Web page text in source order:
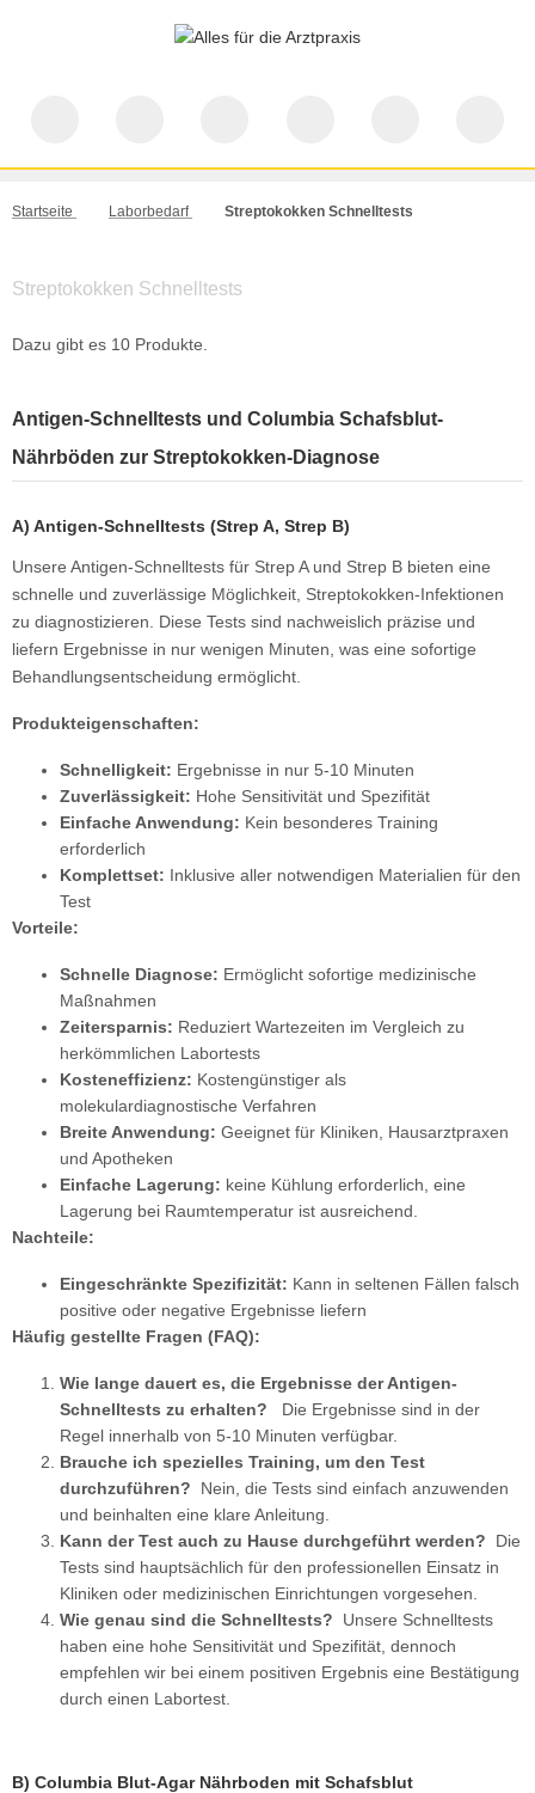
Startseite Laborbedarf Streptokokken Schnelltests
Streptokokken Schnelltests
Dazu gibt es 10 Produkte.
Antigen-Schnelltests und Columbia Schafsblut-
Nährböden zur Streptokokken-Diagnose
A) Antigen-Schnelltests (Strep A, Strep B)
Unsere Antigen-Schnelltests für Strep A und Strep B bieten eine
schnelle und zuverlässige Möglichkeit, Streptokokken-Infektionen
zu diagnostizieren. Diese Tests sind nachweislich präzise und
liefern Ergebnisse in nur wenigen Minuten, was eine sofortige
Behandlungsentscheidung ermöglicht.
Produkteigenschaften:
Schnelligkeit: Ergebnisse in nur 5-10 Minuten
Zuverlässigkeit: Hohe Sensitivität und Spezifität
Einfache Anwendung: Kein besonderes Training
erforderlich
Komplettset: Inklusive aller notwendigen Materialien für den
Test
Vorteile:
Schnelle Diagnose: Ermöglicht sofortige medizinische
Maßnahmen
Zeitersparnis: Reduziert Wartezeiten im Vergleich zu
herkömmlichen Labortests
Kosteneffizienz: Kostengünstiger als
molekulardiagnostische Verfahren
Breite Anwendung: Geeignet für Kliniken, Hausarztpraxen
und Apotheken
Einfache Lagerung: keine Kühlung erforderlich, eine
Lagerung bei Raumtemperatur ist ausreichend.
Nachteile:
Eingeschränkte Spezifizität: Kann in seltenen Fällen falsch
positive oder negative Ergebnisse liefern
Häufig gestellte Fragen (FAQ):
Wie lange dauert es, die Ergebnisse der Antigen-
Schnelltests zu erhalten?
Die Ergebnisse sind in der
Regel innerhalb von 5-10 Minuten verfügbar.
Brauche ich spezielles Training, um den Test
durchzuführen?
Nein, die Tests sind einfach anzuwenden
und beinhalten eine klare Anleitung.
Kann der Test auch zu Hause durchgeführt werden? Die
Tests sind hauptsächlich für den professionellen Einsatz in
Kliniken oder medizinischen Einrichtungen vorgesehen.
Wie genau sind die Schnelltests?
Unsere Schnelltests
haben eine hohe Sensitivität und Spezifität, dennoch
empfehlen wir bei einem positiven Ergebnis eine Bestätigung
durch einen Labortest.
B) Columbia Blut-Agar Nährboden mit Schafsblut